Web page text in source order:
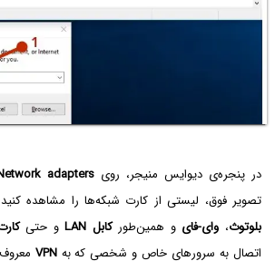
در پنجره‌ی دیوایس منیجر، روی adapters
تصویر فوق، لیستی از کارت شبکه‌ها را مشاهده
بلوتوث، وای-فای و همین‌طورکابل LAN و حتی
اتصال به سرورهای خاص و شخصی که بهVPN